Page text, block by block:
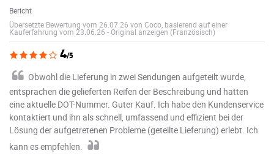
Bericht
Übersetzte Bewertung vom 26.07.26 von Coco, basierend auf einer
Kauferfahrung vom 23.06.26 -Original anzeigen (Französisch)
4/5
Obwohl die Lieferung in zwei Sendungen aufgeteilt wurde,
entsprachen die gelieferten Reifen der Beschreibung und hatten
eine aktuelle DOT-Nummer. Guter Kauf. Ich habe den Kundenservice
kontaktiert und ihn als schnell, umfassend und effizient bei der
Lösung der aufgetretenen Probleme (geteilte Lieferung) erlebt. Ich
kann es empfehlen.